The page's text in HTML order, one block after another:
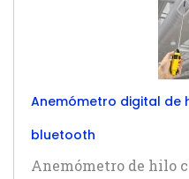
Anemómetro digital de
bluetooth
Anemómetro de hilo